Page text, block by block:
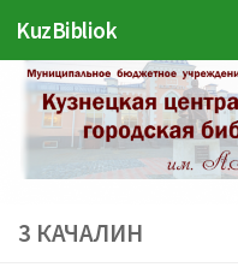
Перейти к содержимому
KuzBibliok
3 КАЧАЛИН